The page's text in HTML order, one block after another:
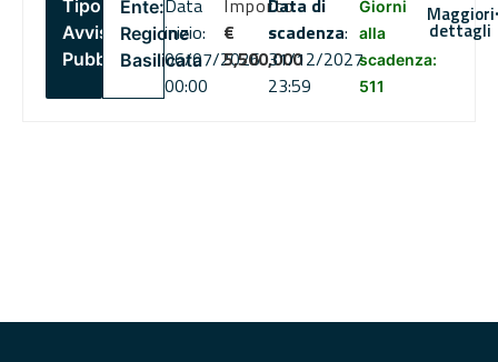
Tipo:
Avviso
Pubblico
Ente:
Regione
Basilicata
Data
inizio:
06/07/2026
00:00
Importo
€
5,500,000
Data di
scadenza:
31/12/2027
23:59
Giorni
alla
scadenza:
511
Maggiori
dettagli